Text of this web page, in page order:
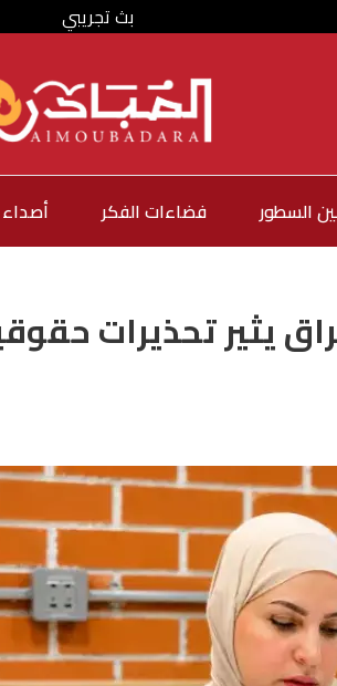
بث تجريبي
السطور فضاءات الفكر أصداء
يثير تحذيرات